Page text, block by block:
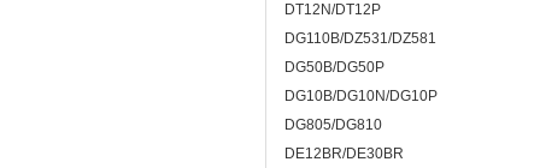
DT12N/DT12P
DG110B/DZ531/DZ581
DG50B/DG50P
DG10B/DG10N/DG10P
DG805/DG810
DE12BR/DE30BR